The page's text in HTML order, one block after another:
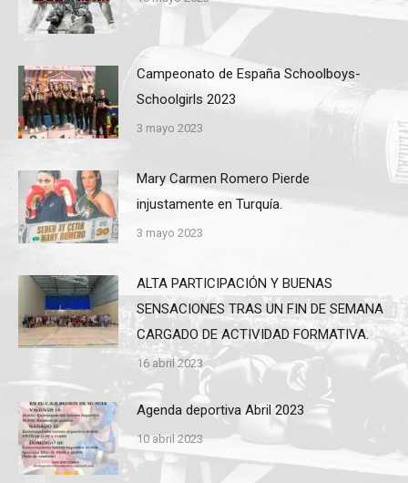
Campeonato de España Schoolboys-
Schoolgirls 2023
3 mayo 2023
Mary Carmen Romero Pierde
injustamente en Turquía.
3 mayo 2023
ALTA PARTICIPACIÓN Y BUENAS
SENSACIONES TRAS UN FIN DE SEMANA
CARGADO DE ACTIVIDAD FORMATIVA.
16 abril 2023
Agenda deportiva Abril 2023
10 abril 2023